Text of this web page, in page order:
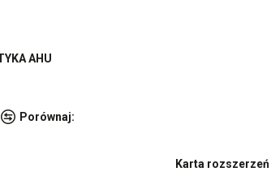
AHU
Porównaj: